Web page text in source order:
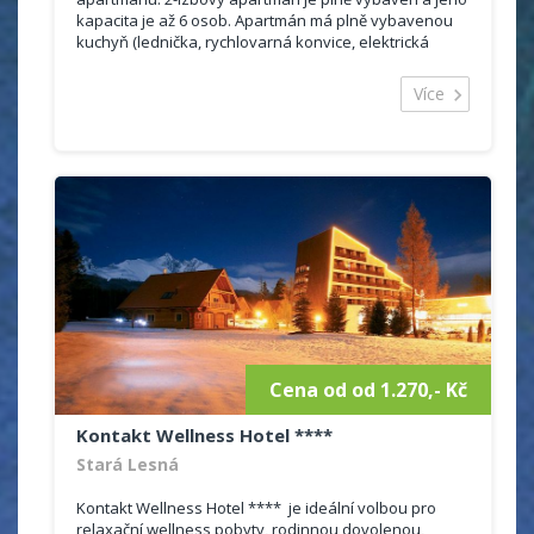
kapacita je až 6 osob. Apartmán má plně vybavenou
kuchyň (lednička, rychlovarná konvice, elektrická
koupelnu. Má dva samostatné pokoje. V jedném je
manželská postel a patrová postel (k dispozici je
Více
Cena od od 1.270,- Kč
Kontakt Wellness Hotel ****
Stará Lesná
Kontakt Wellness Hotel **** je ideální volbou pro
relaxační wellness pobyty, rodinnou dovolenou,